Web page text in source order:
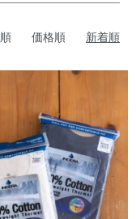
価格順 新着順